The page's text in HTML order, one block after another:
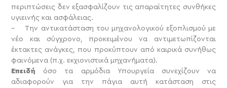
περιπτώσεις δεν εξασφαλίζουν τις απαραίτητες συνθήκες
υγιεινής και ασφάλειας.
– Την αντικατάσταση του μηχανολογικού εξοπλισμού με
νέο και σύγχρονο, προκειμένου να αντιμετωπίζονται
έκτακτες ανάγκες, που προκύπτουν από καιρικά συνήθως
φαινόμενα (π.χ. εκχιονιστικά μηχανήματα).
Επειδή όσο τα αρμόδια Υπουργεία συνεχίζουν να
αδιαφορούν για την πάγια αυτή κατάσταση στις